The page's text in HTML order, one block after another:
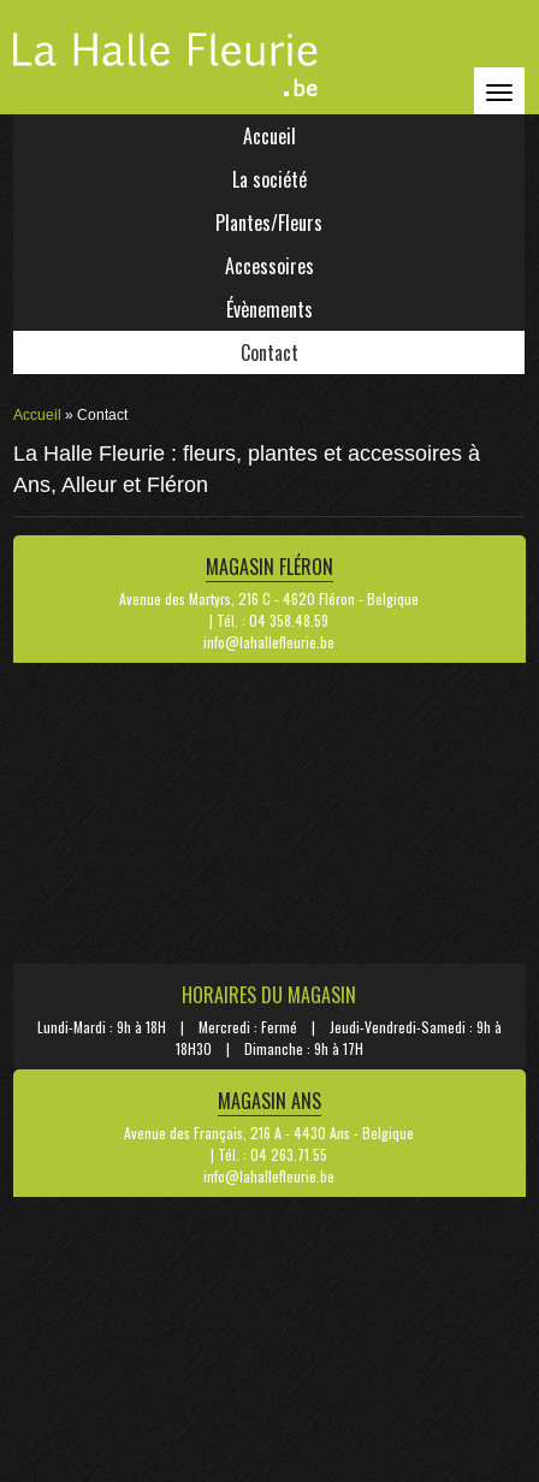
Accueil
La société
Plantes/Fleurs
Accessoires
Évènements
Contact
Accueil » Contact
La Halle Fleurie : fleurs, plantes et accessoires à
Ans, Alleur et Fléron
MAGASIN FLÉRON
Avenue des Martyrs, 216 C - 4620 Fléron - Belgique
| Tél. : 04 358.48.59
info@lahallefleurie.be
HORAIRES DU MAGASIN
Lundi-Mardi : 9h à 18H | Mercredi : Fermé | Jeudi-Vendredi-Samedi : 9h à
18H30 | Dimanche : 9h à 17H
MAGASIN ANS
Avenue des Français, 216 A - 4430 Ans - Belgique
| Tél. : 04 263.71.55
info@lahallefleurie.be